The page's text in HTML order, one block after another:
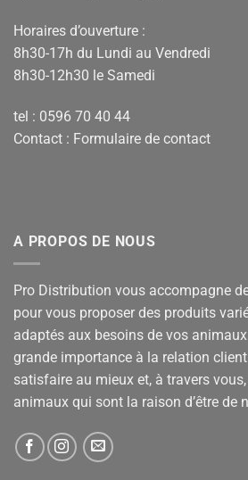
Horaires d’ouverture :
8h30-17h du Lundi au Vendredi
8h30-12h30 le Samedi
tel : 0596 70 40 44
Contact : Formulaire de contact
A PROPOS DE NOUS
Pro Distribution vous accompagne
pour vous proposer des produits
adaptés aux besoins de vos
grande importance à la relation
satisfaire au mieux et, à travers
animaux qui sont la raison d’être de